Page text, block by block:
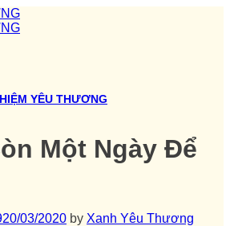
YÊU THƯƠNG
Một Ngày Để
20/03/2020 by Xanh Yêu Thương